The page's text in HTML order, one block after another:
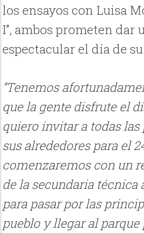
los ensayos con Luisa
I”, ambos prometen dar
espectacular el día de
“Tenemos
que la gente disfrute el
quiero invitar a todas las
sus alrededores para el
comenzaremos con un
de la secundaria técnica
para pasar por las
pueblo y llegar al